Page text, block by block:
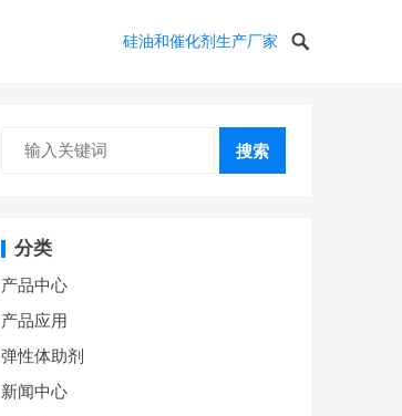
硅油和催化剂生产厂家
搜索
分类
产品中心
产品应用
弹性体助剂
新闻中心